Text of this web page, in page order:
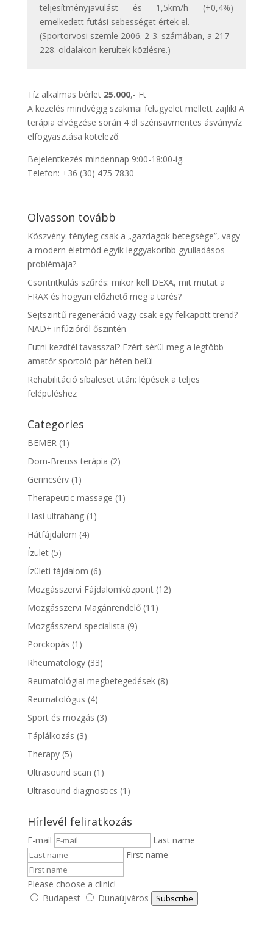
teljesítményjavulást és 1,5km/h (+0,4%)
emelkedett futási sebességet értek el.
(Sportorvosi szemle 2006. 2-3. számában, a 217-
228. oldalakon kerültek közlésre.)
Tíz alkalmas bérlet 25.000,- Ft
A kezelés mindvégig szakmai felügyelet mellett zajlik! A
terápia elvégzése során 4 dl szénsavmentes ásványvíz
elfogyasztása kötelező.
Bejelentkezés mindennap 9:00-18:00-ig.
Telefon: +36 (30) 475 7830
Olvasson tovább
Köszvény: tényleg csak a „gazdagok betegsége”, vagy
a modern életmód egyik leggyakoribb gyulladásos
problémája?
Csontritkulás szűrés: mikor kell DEXA, mit mutat a
FRAX és hogyan előzhető meg a törés?
Sejtszintű regeneráció vagy csak egy felkapott trend? –
NAD+ infúzióról őszintén
Futni kezdtél tavasszal? Ezért sérül meg a legtöbb
amatőr sportoló pár héten belül
Rehabilitáció síbaleset után: lépések a teljes
felépüléshez
Categories
BEMER(1)
Dorn-Breuss terápia (2)
Gerincsérv(1)
Therapeutic massage (1)
Hasi ultrahang(1)
Hátfájdalom (4)
Ízület(5)
Ízületi fájdalom (6)
Mozgásszervi Fájdalomközpont(12)
Mozgásszervi Magánrendelő(11)
Mozgásszervi specialista (9)
Porckopás (1)
Rheumatology(33)
Reumatológiai megbetegedések(8)
Reumatológus (4)
Sport és mozgás (3)
Táplálkozás (3)
Therapy(5)
Ultrasound scan (1)
Ultrasound diagnostics (1)
Hírlevél feliratkozás
E-mail
Last name
First name
Please choose a clinic!
Budapest
Dunaújváros Subscribe